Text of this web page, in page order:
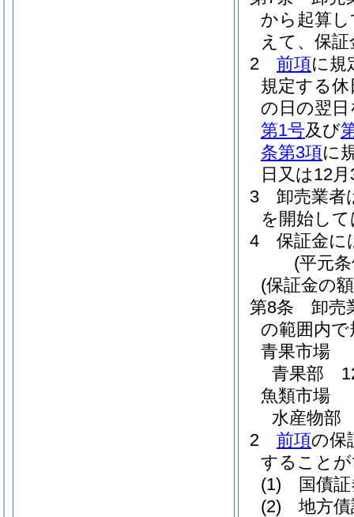
から起算
えて、保
2
前項に規
規定する
の日の翌
第1号及び
条第3項に
日又は12
3
卸売業者
を開始し
4
保証金に
(平元
(保証金の
第8条
卸売
の範囲内
青果市場
青果部
魚類市場
水産物部
2
前項の保
すること
(1)
国債
(2)
地方